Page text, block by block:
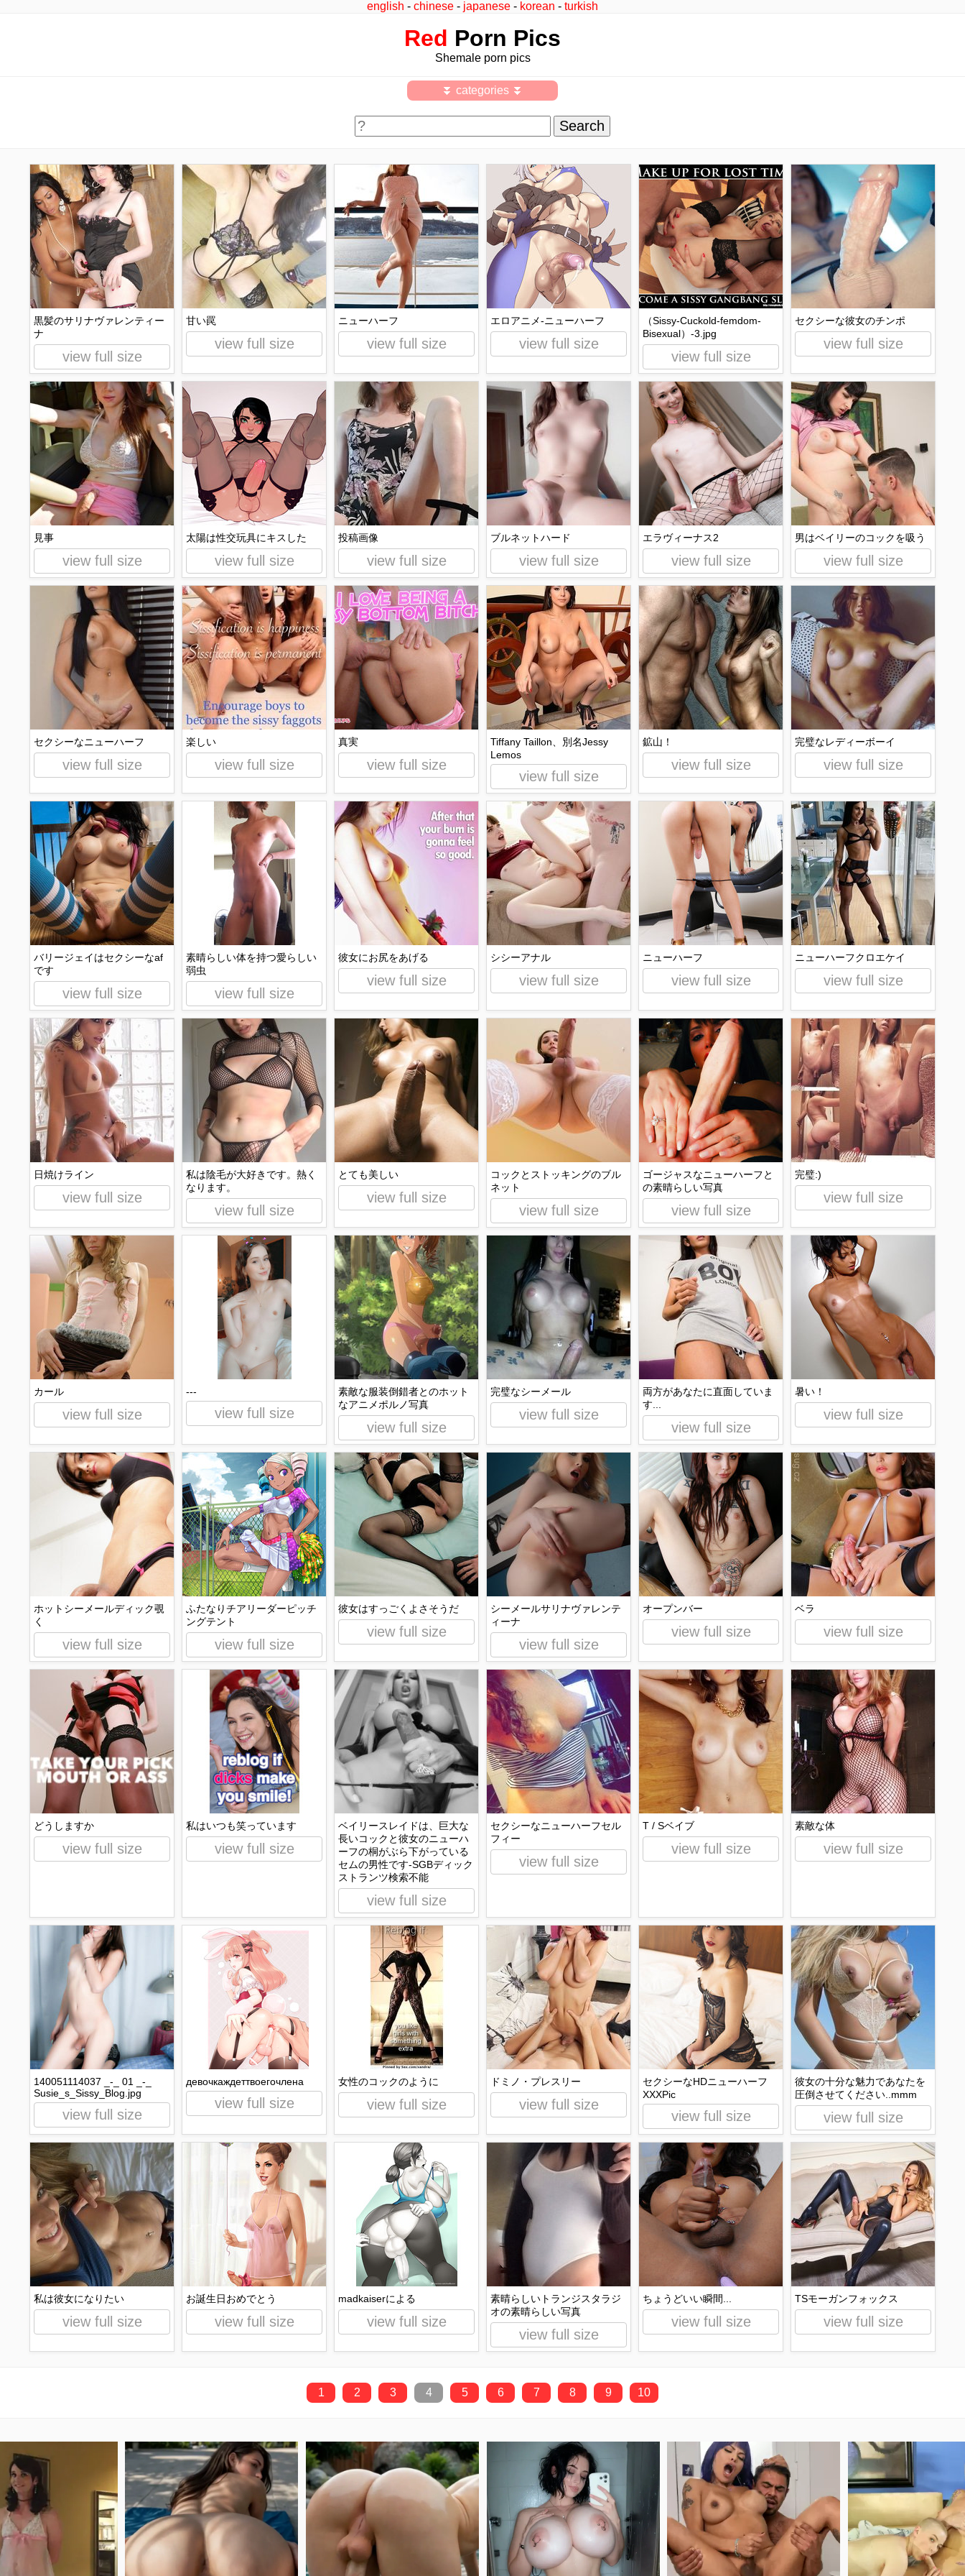
english - chinese - japanese - korean - turkish
Red Porn Pics
Shemale porn pics
⏬ categories ⏬
黒髪のサリナヴァレンティー
ナ
view full size
甘い罠
view full size
ニューハーフ
view full size
エロアニメ-ニューハーフ
view full size
（Sissy-Cuckold-femdom-
Bisexual）-3.jpg
view full size
セクシーな彼女のチンポ
view full size
見事
view full size
太陽は性交玩具にキスした
view full size
投稿画像
view full size
ブルネットハード
view full size
エラヴィーナス2
view full size
男はベイリーのコックを吸う
view full size
セクシーなニューハーフ
view full size
楽しい
view full size
真実
view full size
Tiffany Taillon、別名Jessy
Lemos
view full size
鉱山！
view full size
完璧なレディーボーイ
view full size
バリージェイはセクシーなaf
です
view full size
素晴らしい体を持つ愛らしい
弱虫
view full size
彼女にお尻をあげる
view full size
シシーアナル
view full size
ニューハーフ
view full size
ニューハーフクロエケイ
view full size
日焼けライン
view full size
私は陰毛が大好きです。熱く
なります。
view full size
とても美しい
view full size
コックとストッキングのブル
ネット
view full size
ゴージャスなニューハーフと
の素晴らしい写真
view full size
完璧:)
view full size
カール
view full size
---
view full size
素敵な服装倒錯者とのホット
なアニメポルノ写真
view full size
完璧なシーメール
view full size
両方があなたに直面していま
す...
view full size
暑い！
view full size
ホットシーメールディック覗
く
view full size
ふたなりチアリーダーピッチ
ングテント
view full size
彼女はすっごくよさそうだ
view full size
シーメールサリナヴァレンテ
ィーナ
view full size
オープンバー
view full size
ベラ
view full size
どうしますか
view full size
私はいつも笑っています
view full size
ベイリースレイドは、巨大な
長いコックと彼女のニューハ
ーフの桐がぶら下がっている
セムの男性です-SGBディック
ストランツ検索不能
view full size
セクシーなニューハーフセル
フィー
view full size
T / Sベイブ
view full size
素敵な体
view full size
140051114037 _-_ 01 _-_
Susie_s_Sissy_Blog.jpg
view full size
девочкаждеттвоегочлена
view full size
女性のコックのように
view full size
ドミノ・プレスリー
view full size
セクシーなHDニューハーフ
XXXPic
view full size
彼女の十分な魅力であなたを
圧倒させてください..mmm
view full size
私は彼女になりたい
view full size
お誕生日おめでとう
view full size
madkaiserによる
view full size
素晴らしいトランジスタラジ
オの素晴らしい写真
view full size
ちょうどいい瞬間...
view full size
TSモーガンフォックス
view full size
1 2 3 4 5 6 7 8 9 10